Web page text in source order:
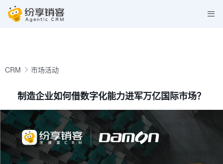
CRM 市场活动
制造企业如何借数字化能力进军万亿国际市场？